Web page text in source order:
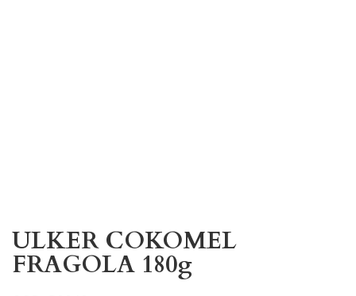
ULKER COKOMEL
FRAGOLA 180g